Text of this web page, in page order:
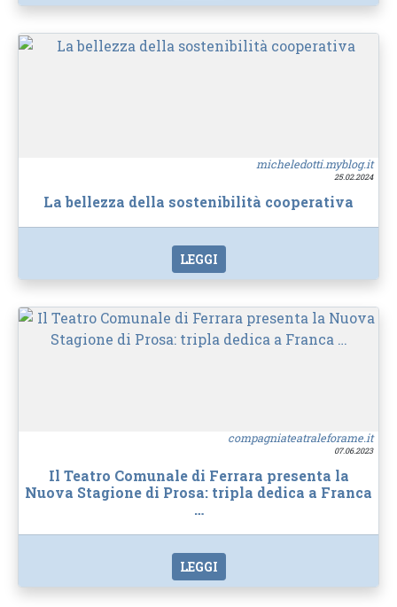
micheledotti.myblog.it
25.02.2024
La bellezza della sostenibilità cooperativa
LEGGI
compagniateatraleforame.it
07.06.2023
Il Teatro Comunale di Ferrara presenta la
Nuova Stagione di Prosa: tripla dedica a Franca
…
LEGGI